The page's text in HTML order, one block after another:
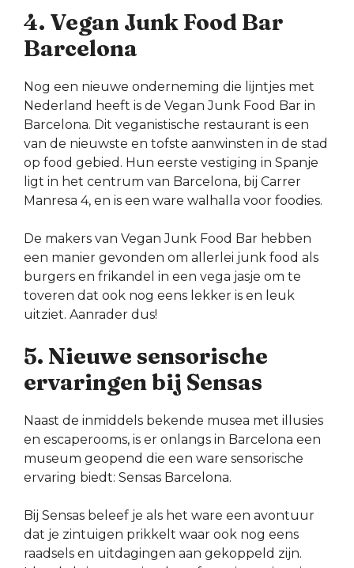
4. Vegan Junk Food Bar
Barcelona
Nog een nieuwe onderneming die lijntjes met
Nederland heeft is de Vegan Junk Food Bar in
Barcelona. Dit veganistische restaurant is een
van de nieuwste en tofste aanwinsten in de stad
op food gebied. Hun eerste vestiging in Spanje
ligt in het centrum van Barcelona, bij Carrer
Manresa 4, en is een ware walhalla voor foodies.
De makers van Vegan Junk Food Bar hebben
een manier gevonden om allerlei junk food als
burgers en frikandel in een vega jasje om te
toveren dat ook nog eens lekker is en leuk
uitziet. Aanrader dus!
5. Nieuwe sensorische
ervaringen bij Sensas
Naast de inmiddels bekende musea met illusies
en escaperooms, is er onlangs in Barcelona een
museum geopend die een ware sensorische
ervaring biedt: Sensas Barcelona.
Bij Sensas beleef je als het ware een avontuur
dat je zintuigen prikkelt waar ook nog eens
raadsels en uitdagingen aan gekoppeld zijn.